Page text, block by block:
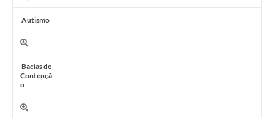
Autismo
Bacias de
Contençã
o